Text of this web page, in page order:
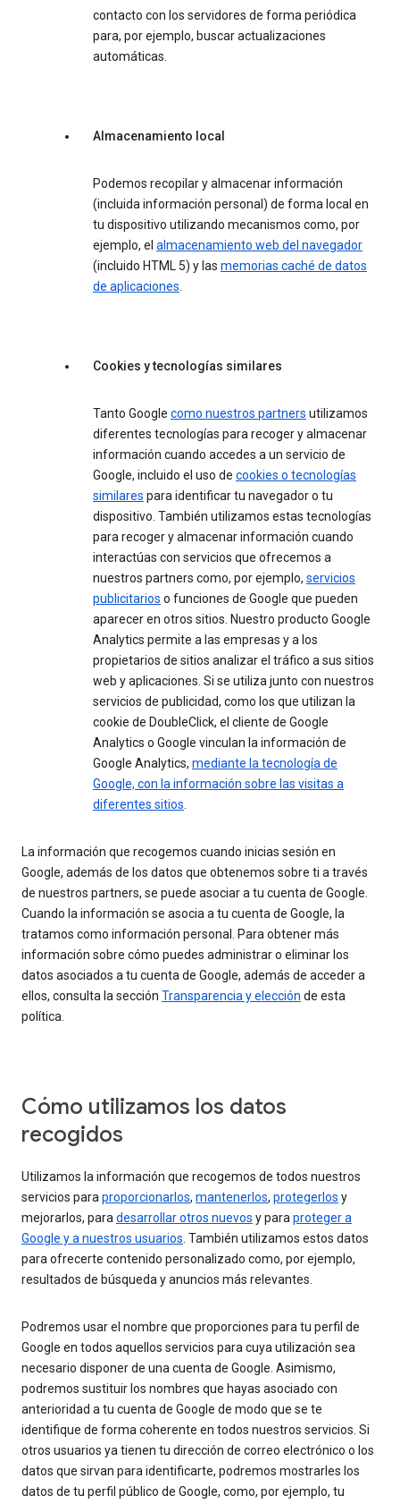
contacto con los servidores de forma periódica
para, por ejemplo, buscar actualizaciones
automáticas.
Almacenamiento local
Podemos recopilar y almacenar información
(incluida información personal) de forma local en
tu dispositivo utilizando mecanismos como, por
ejemplo, el almacenamiento web del navegador
(incluido HTML 5) y las memorias caché de datos
de aplicaciones.
Cookies y tecnologías similares
Tanto Google como nuestros partners utilizamos
diferentes tecnologías para recoger y almacenar
información cuando accedes a un servicio de
Google, incluido el uso de cookies o tecnologías
similares para identificar tu navegador o tu
dispositivo. También utilizamos estas tecnologías
para recoger y almacenar información cuando
interactúas con servicios que ofrecemos a
nuestros partners como, por ejemplo, servicios
publicitarios o funciones de Google que pueden
aparecer en otros sitios. Nuestro producto Google
Analytics permite a las empresas y a los
propietarios de sitios analizar el tráfico a sus sitios
web y aplicaciones. Si se utiliza junto con nuestros
servicios de publicidad, como los que utilizan la
cookie de DoubleClick, el cliente de Google
Analytics o Google vinculan la información de
Google Analytics, mediante la tecnología de
Google, con la información sobre las visitas a
diferentes sitios.
La información que recogemos cuando inicias sesión en
Google, además de los datos que obtenemos sobre ti a través
de nuestros partners, se puede asociar a tu cuenta de Google.
Cuando la información se asocia a tu cuenta de Google, la
tratamos como información personal. Para obtener más
información sobre cómo puedes administrar o eliminar los
datos asociados a tu cuenta de Google, además de acceder a
ellos, consulta la sección Transparencia y elección de esta
política.
Cómo utilizamos los datos
recogidos
Utilizamos la información que recogemos de todos nuestros
servicios paraproporcionarlos, mantenerlos, protegerlos y
mejorarlos, paradesarrollar otros nuevos y paraproteger a
Google y a nuestros usuarios. También utilizamos estos datos
para ofrecerte contenido personalizado como, por ejemplo,
resultados de búsqueda y anuncios más relevantes.
Podremos usar el nombre que proporciones para tu perfil de
Google en todos aquellos servicios para cuya utilización sea
necesario disponer de una cuenta de Google. Asimismo,
podremos sustituir los nombres que hayas asociado con
anterioridad a tu cuenta de Google de modo que se te
identifique de forma coherente en todos nuestros servicios. Si
otros usuarios ya tienen tu dirección de correo electrónico o los
datos que sirvan para identificarte, podremos mostrarles los
datos de tu perfil público de Google, como, por ejemplo, tu